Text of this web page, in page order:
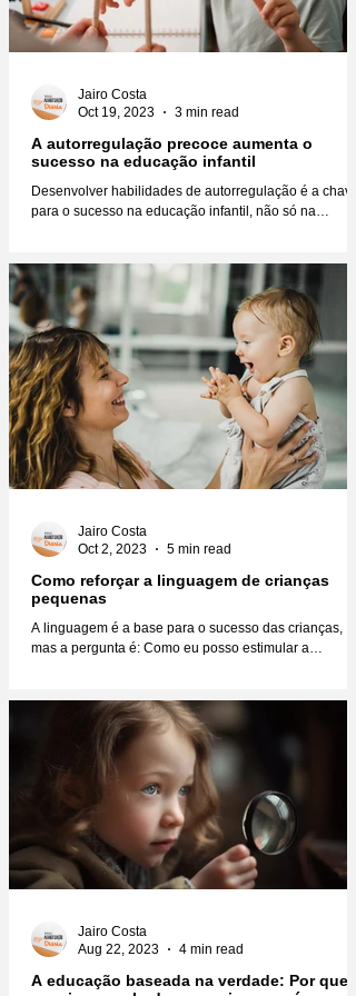
A autorregulação precoce aumenta o
sucesso na educação infantil
Desenvolver habilidades de autorregulação é a chave
para o sucesso na educação infantil, não só na
Jairo Costa
Oct 19, 2023
3 min read
Como reforçar a linguagem de crianças
pequenas
A linguagem é a base para o sucesso das crianças,
mas a pergunta é: Como eu posso estimular a
Jairo Costa
Oct 2, 2023
5 min read
A educação baseada na verdade: Por que
Jairo Costa
Aug 22, 2023
4 min read